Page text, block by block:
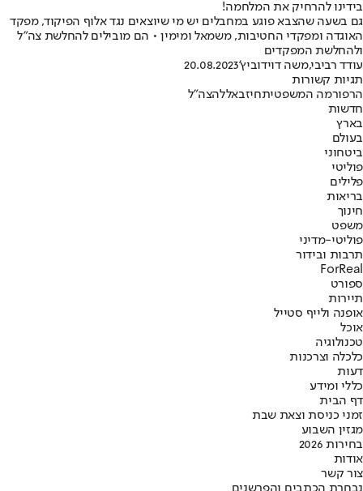
בידינו להרחיק את המלחמה!
גם בשעה שהצבא פוגע במחבלים יש מי שיוצאים נגד אלוף הפיקוד, מפקד
האוגדה ומפקדי החטיבות, משמאל ומימין • הם מובילים להחלשת צה"ל
ולהחלשת המפקדים
עודד רביבי,משה דוידוביץ'20.08.2023
תגיות קשורות
הרפורמה המשפטיתחיזבאללהצה"ל
חדשות
בארץ
בעולם
ביטחוני
פוליטי
פלילים
בריאות
חינוך
משפט
פוליטי-מדיני
תרבות ובידור
ForReal
ספורט
תיירות
אופנה ולייף סטייל
אוכל
טכנולוגיה
כלכלה וצרכנות
דעות
כללי ומידע
דף הבית
זמני כניסת וצאת שבת
מגזין השבוע
בחירות 2026
אודות
צור קשר